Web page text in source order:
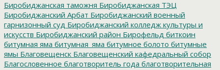
Биробиджанская таможня Биробиджанская ТЭЦ
Биробиджанский Арбат Биробиджанский военный
гарнизонный суд Биробиджанский колледж культуры и
искусств Биробиджанский район Бирофельд биткоин
битумная яма битумная_яма битумное болото битумные
ямы Благовещенск Благовещенский кафедральный собор
Благословенное благотворитель года благотворительная